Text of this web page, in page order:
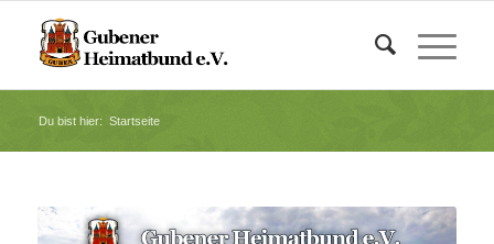
Du bist hier: Startseite